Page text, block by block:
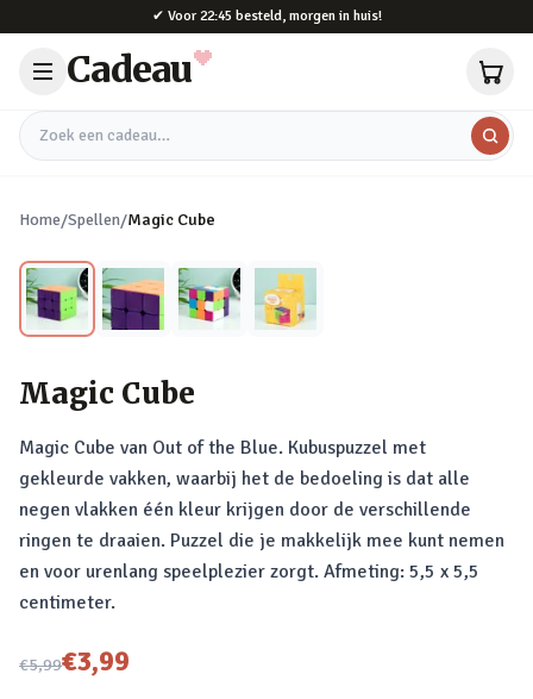
✔ Voor 22:45 besteld, morgen in huis!
Cadeau
Zoek een cadeau
Home/Spellen/Magic Cube
Magic Cube
Magic Cube van Out of the Blue. Kubuspuzzel met
gekleurde vakken, waarbij het de bedoeling is dat alle
negen vlakken één kleur krijgen door de verschillende
ringen te draaien. Puzzel die je makkelijk mee kunt nemen
en voor urenlang speelplezier zorgt. Afmeting: 5,5 x 5,5
centimeter.
€5,99
Nu voor
€3,99